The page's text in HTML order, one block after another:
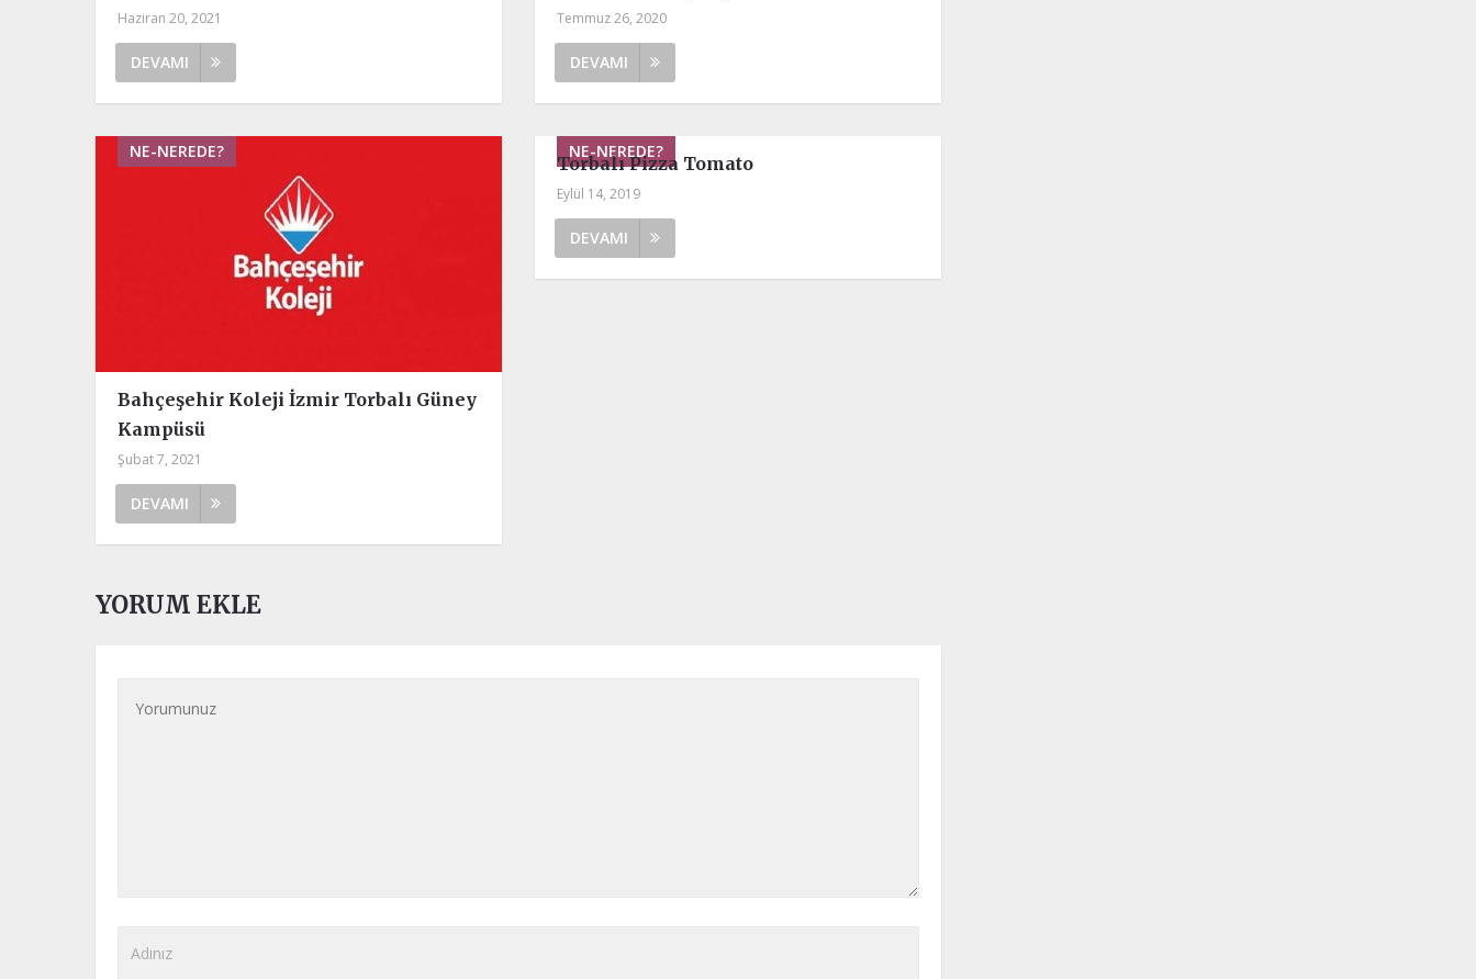
Haziran 20, 2021
DEVAMI
Temmuz 26, 2020
DEVAMI
NE-NEREDE?
Bahçeşehir Koleji İzmir Torbalı Güney
Kampüsü
Şubat 7, 2021
DEVAMI
NE-NEREDE?
Torbalı Pizza Tomato
Eylül 14, 2019
DEVAMI
YORUM EKLE